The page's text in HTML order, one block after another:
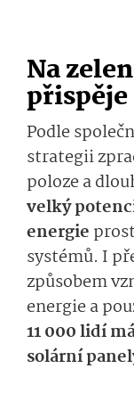
Na
Podle
strategii
poloze a
velký
energie
systémů. I
způsobem
energie a
11 000 lidí
solární